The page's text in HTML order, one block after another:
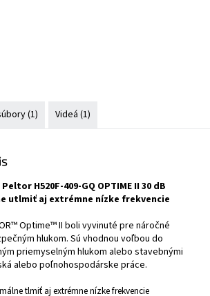
(1) Videá (1)
H520F-409-GQ OPTIME II 30 dB
utlmiť aj extrémne nízke frekvencie
Optime™ II boli vyvinuté pre náročné
hlukom. Sú vhodnou voľbou do
priemyselným hlukom alebo stavebnými
alebo poľnohospodárske práce.
tlmiť aj extrémne nízke frekvencie